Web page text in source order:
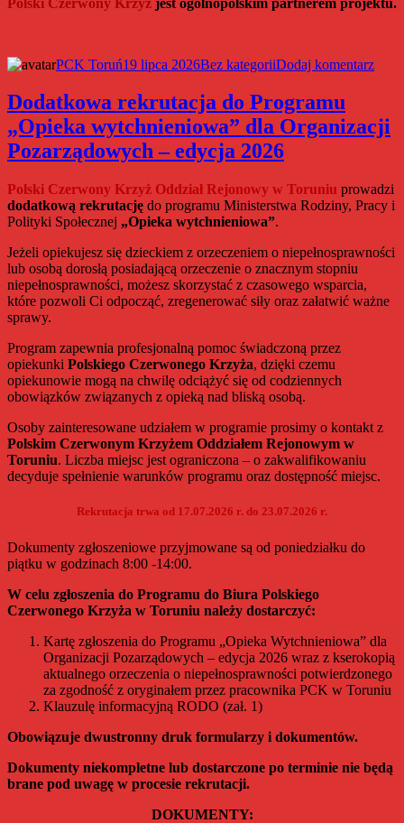
Autor
PCK ToruńData
19 lipca 2026Kategorie
Bez kategoriiDodaj komentarzdo
Dodatkowa rekrutacja do Programu
„Opieka wytchnieniowa” dla Organizacji
Pozarządowych – edycja 2026
Polski Czerwony Krzyż Oddział Rejonowy w Toruniu prowadzi
dodatkową rekrutację do programu Ministerstwa Rodziny, Pracy i
Polityki Społecznej „Opieka wytchnieniowa”.
Jeżeli opiekujesz się dzieckiem z orzeczeniem o niepełnosprawności
lub osobą dorosłą posiadającą orzeczenie o znacznym stopniu
niepełnosprawności, możesz skorzystać z czasowego wsparcia,
które pozwoli Ci odpocząć, zregenerować siły oraz załatwić ważne
sprawy.
Program zapewnia profesjonalną pomoc świadczoną przez
opiekunki Polskiego Czerwonego Krzyża, dzięki czemu
opiekunowie mogą na chwilę odciążyć się od codziennych
obowiązków związanych z opieką nad bliską osobą.
Osoby zainteresowane udziałem w programie prosimy o kontakt z
Polskim Czerwonym Krzyżem Oddziałem Rejonowym w
Toruniu. Liczba miejsc jest ograniczona – o zakwalifikowaniu
decyduje spełnienie warunków programu oraz dostępność miejsc.
Rekrutacja trwa od 17.07.2026 r. do 23.07.2026 r.
Dokumenty zgłoszeniowe przyjmowane są od poniedziałku do
piątku w godzinach 8:00 -14:00.
W celu zgłoszenia do Programu do Biura Polskiego
Czerwonego Krzyża w Toruniu należy dostarczyć:
Kartę zgłoszenia do Programu „Opieka Wytchnieniowa” dla
Organizacji Pozarządowych – edycja 2026 wraz z kserokopią
aktualnego orzeczenia o niepełnosprawności potwierdzonego
za zgodność z oryginałem przez pracownika PCK w Toruniu
Klauzulę informacyjną RODO (zał. 1)
Obowiązuje dwustronny druk formularzy i dokumentów.
Dokumenty niekompletne lub dostarczone po terminie nie będą
brane pod uwagę w procesie rekrutacji.
DOKUMENTY: